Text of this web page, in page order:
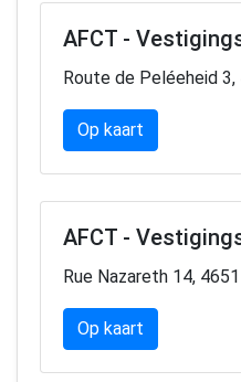
AFCT -
Route de Peléeheid
Op kaart
AFCT -
Rue Nazareth 14,
Op kaart